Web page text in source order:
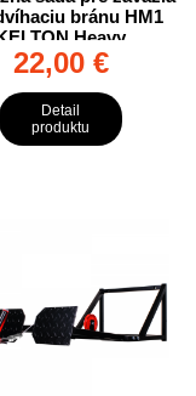
bránu HM1
Heavy
22,00 €
Detail
produktu